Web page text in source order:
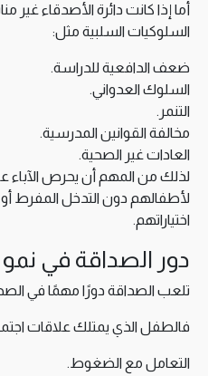
أما إذا كانت دائرة الأصدقاء
السلوكيات السلبية مثل:
ضعف الدافعية للدراسة.
السلوك العدواني.
التنمر.
مخالفة القوانين المدرسية.
العادات غير الصحية.
لذلك من المهم أن يحرص الآباء
لأطفالهم دون التدخل المفرط
اختياراتهم.
دور الصداقة في
تلعب الصداقة دورًا مهمًا في
فالطفل الذي يمتلك علاقات
التعامل مع الضغوط.